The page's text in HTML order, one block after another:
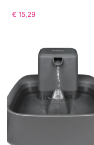
€ 15,29